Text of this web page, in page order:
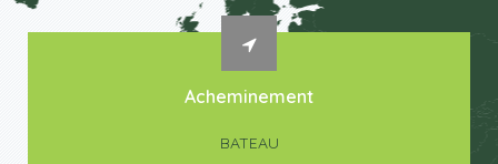
Acheminement
BATEAU